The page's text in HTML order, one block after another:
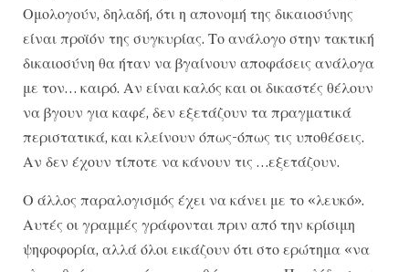
Ομολογούν, δηλαδή, ότι η απονομή της δικαιοσύνης
είναι προϊόν της συγκυρίας. Το ανάλογο στην τακτική
δικαιοσύνη θα ήταν να βγαίνουν αποφάσεις ανάλογα
με τον… καιρό. Αν είναι καλός και οι δικαστές θέλουν
να βγουν για καφέ, δεν εξετάζουν τα πραγματικά
περιστατικά, και κλείνουν όπως-όπως τις υποθέσεις.
Αν δεν έχουν τίποτε να κάνουν τις …εξετάζουν.
Ο άλλος παραλογισμός έχει να κάνει με το «λευκό».
Αυτές οι γραμμές γράφονται πριν από την κρίσιμη
ψηφοφορία, αλλά όλοι εικάζουν ότι στο ερώτημα «να